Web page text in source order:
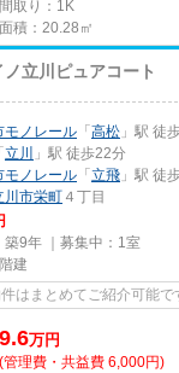
間取り：1K
面積：20.28㎡
ノ立川ピュアコート
モノレール 「高松 」駅 徒
「立川
」駅 徒歩22分
モノレール 「立飛 」駅 徒
川市栄町 ４丁目
9年 ｜募集中： 1室
建
はまとめてご紹介可能で
9.6万円
(管理費・共益費 6,000円)